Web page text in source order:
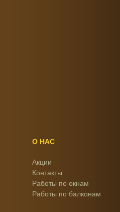
О НАС
Акции
Контакты
Работы по окнам
Работы по балконам